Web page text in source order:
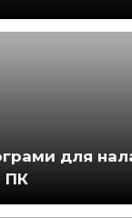
для
ПК